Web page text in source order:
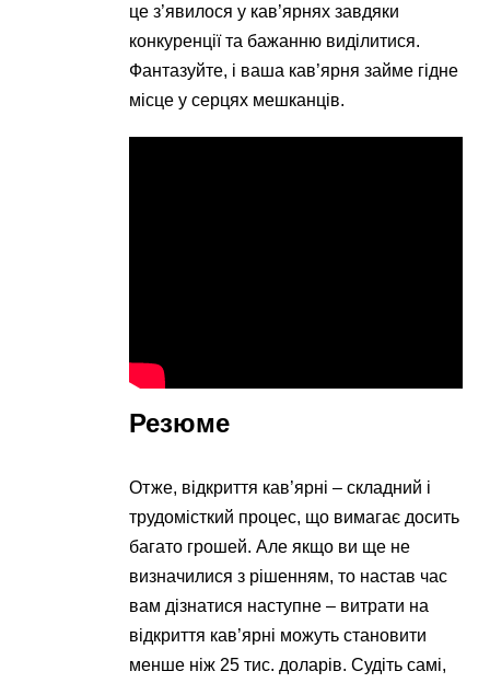
це з’явилося у кав’ярнях завдяки
конкуренції та бажанню виділитися.
Фантазуйте, і ваша кав’ярня займе гідне
місце у серцях мешканців.
Резюме
Отже, відкриття кав’ярні – складний і
трудомісткий процес, що вимагає досить
багато грошей. Але якщо ви ще не
визначилися з рішенням, то настав час
вам дізнатися наступне – витрати на
відкриття кав’ярні можуть становити
менше ніж 25 тис. доларів. Судіть самі,